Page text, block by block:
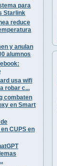
para
Starlink
reduce
y anulan
alumnos
usa wifi
robar c...
combaten
en Smart
CUPS en